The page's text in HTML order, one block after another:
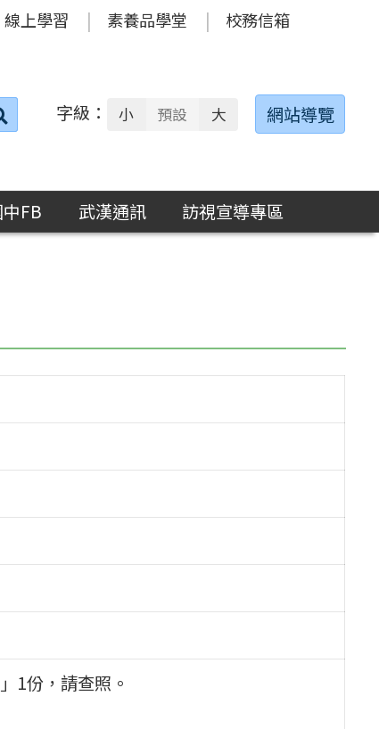
線上學習 素養品學堂 校務信箱
搜
字級： 小 預設 大 網站導覽
FB 武漢通訊
訪視宣導專區
1份，請查照。